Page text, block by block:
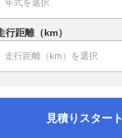
行距離（km）
見積りスタート